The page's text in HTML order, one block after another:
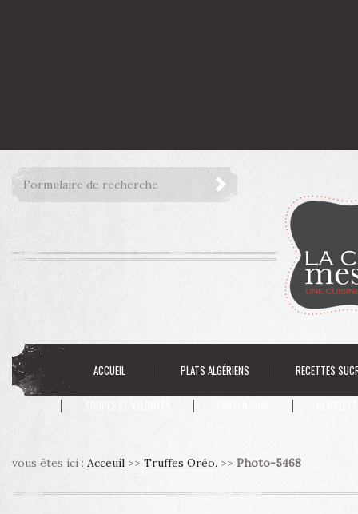
ACCUEIL PLATS ALGÉRIENS RECETTES
vous êtes ici : Acceuil >> Truffes Oréo. >> Photo-5468